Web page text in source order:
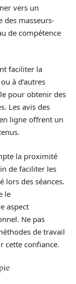
vers un
des masseurs-
de compétence
faciliter la
à d’autres
pour obtenir des
Les avis des
ligne offrent un
la proximité
de faciliter les
lors des séances.
le
aspect
Ne pas
de travail
cette confiance.